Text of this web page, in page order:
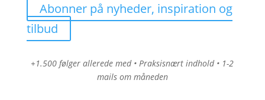
Abonner på nyheder, inspiration og
tilbud
+1.500 følger allerede med • Praksisnært indhold • 1-2
mails om måneden